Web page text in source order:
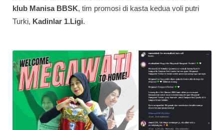
klub Manisa BBSK, tim promosi di kasta kedua voli putri
Turki, Kadinlar 1.Ligi.